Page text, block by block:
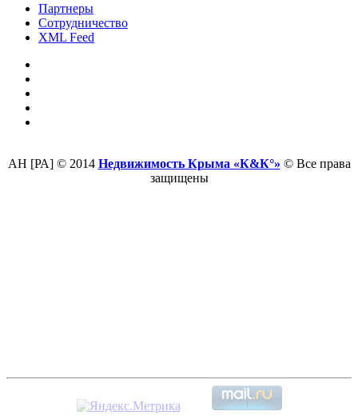
Партнеры
Сотрудничество
XML Feed
АН [РА] © 2014 Недвижимость Крыма «К&К°» © Все права
защищены